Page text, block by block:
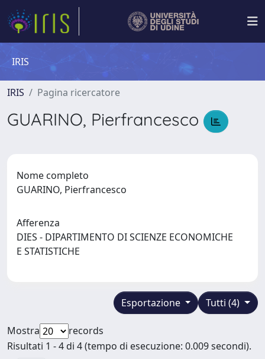
IRIS
IRIS Pagina ricercatore
GUARINO, Pierfrancesco
Nome completo
GUARINO, Pierfrancesco
Afferenza
DIES - DIPARTIMENTO DI SCIENZE ECONOMICHE
E STATISTICHE
Tutti (4)
Esportazione
Mostra
records
Risultati 1 - 4 di 4 (tempo di esecuzione: 0.009 secondi).